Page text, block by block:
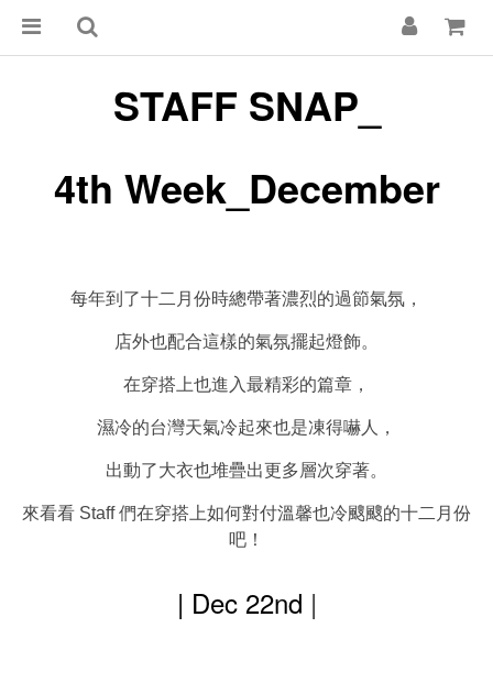
STAFF SNAP_
4th Week_December
每年到了十二月份時總帶著濃烈的過節氣氛，
店外也配合這樣的氣氛擺起燈飾。
在穿搭上也進入最精彩的篇章，
濕冷的台灣天氣冷起來也是凍得嚇人，
出動了大衣也堆疊出更多層次穿著。
來看看 Staff們在穿搭上如何對付溫馨也冷颼颼的十二月份
吧！
| Dec 22nd |